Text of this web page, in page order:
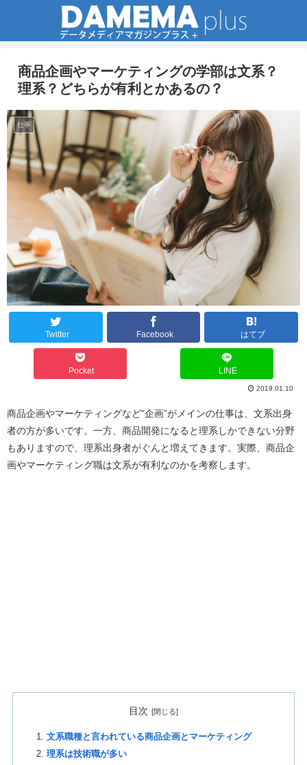
商品企画やマーケティングの学部は文系？
理系？どちらが有利とかあるの？
仕事
Twitter Facebook はてブ
Pocket LINE
2019.01.10
商品企画やマーケティングなど”企画”がメインの仕事は、文系出身
者の方が多いです。一方、商品開発になると理系しかできない分野
もありますので、理系出身者がぐんと増えてきます。実際、商品企
画やマーケティング職は文系が有利なのかを考察します。
目次
文系職種と言われている商品企画とマーケティング
理系は技術職が多い